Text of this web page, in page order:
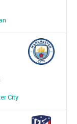
City